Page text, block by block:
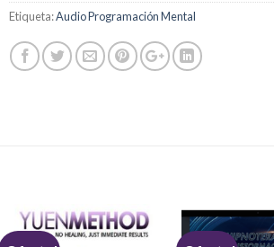
Etiqueta:Audio Programación Mental